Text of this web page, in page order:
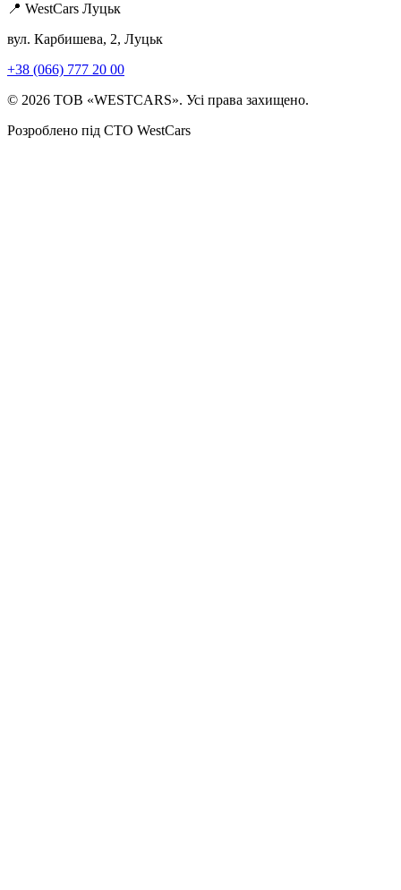
📍 WestCars Луцьк
вул. Карбишева, 2, Луцьк
+38 (066) 777 20 00
© 2026 ТОВ «WESTCARS». Усі права захищено.
Розроблено під СТО WestCars